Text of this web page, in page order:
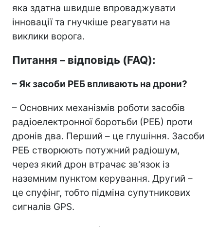
яка здатна швидше впроваджувати
інновації та гнучкіше реагувати на
виклики ворога.
Питання – відповідь (FAQ):
– Як засоби РЕБ впливають на дрони?
– Основних механізмів роботи засобів
радіоелектронної боротьби (РЕБ) проти
дронів два. Перший – це глушіння. Засоби
РЕБ створюють потужний радіошум,
через який дрон втрачає зв'язок із
наземним пунктом керування. Другий –
це спуфінг, тобто підміна супутникових
сигналів GPS.